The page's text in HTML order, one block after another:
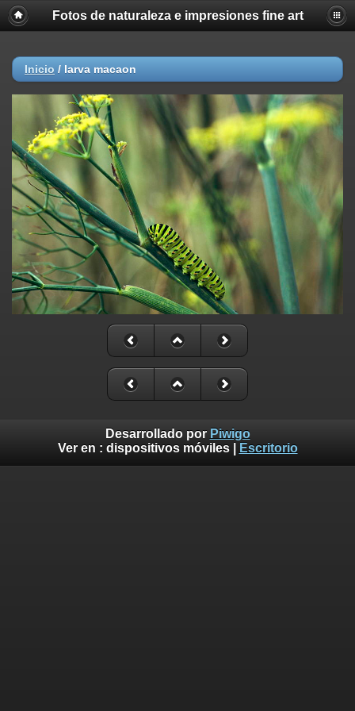
Fotos de naturaleza e impresiones fine art
Inicio / larva macaon
Desarrollado por Piwigo
Ver en : dispositivos móviles| Escritorio